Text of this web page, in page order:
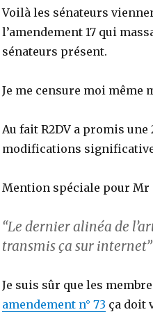
Voilà les sénateurs
l’amendement 17 qui
sénateurs présent.
Je me censure moi même
Au fait R2DV a promis une
modifications
Mention spéciale pour Mr
“Le dernier alinéa de
transmis ça sur internet”
Je suis sûr que les
amendement n° 73 ça doit